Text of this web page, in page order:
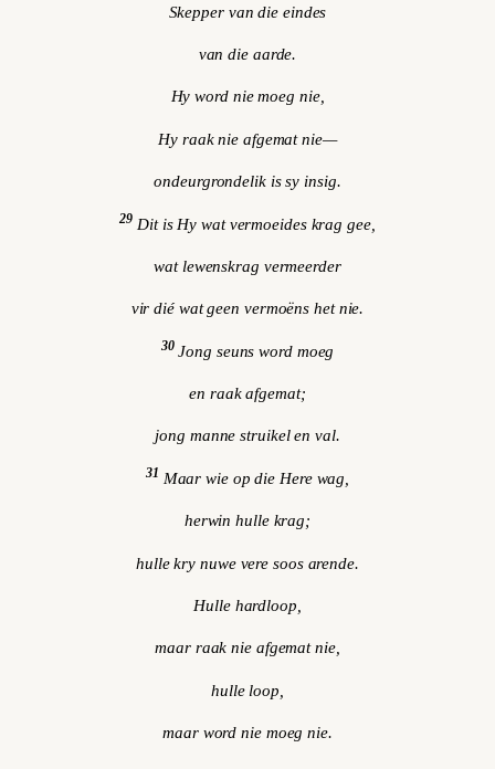
Skepper van die eindes
van die aarde.
Hy word nie moeg nie,
Hy raak nie afgemat nie—
ondeurgrondelik is sy insig.
29 Dit is Hy wat vermoeides krag gee,
wat lewenskrag vermeerder
vir dié wat geen vermoëns het nie.
30Jong seuns word moeg
en raak afgemat;
jong manne struikel en val.
31 Maar wie op die Here wag,
herwin hulle krag;
hulle kry nuwe vere soos arende.
Hulle hardloop,
maar raak nie afgemat nie,
hulle loop,
maar word nie moeg nie.